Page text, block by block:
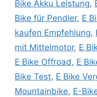
Bike Akku Leistung,
Bike für Pendler, E
kaufen Empfehlung,
mit Mittelmotor, E
E Bike Offroad, E
Bike Test, E Bike
Mountainbike, E-